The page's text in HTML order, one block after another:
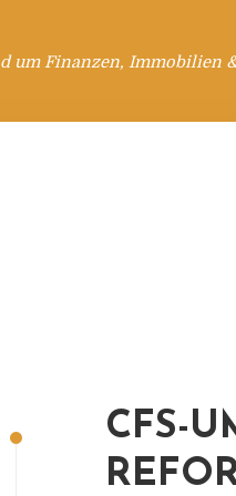
um Finanzen, Immobilien
CFS-